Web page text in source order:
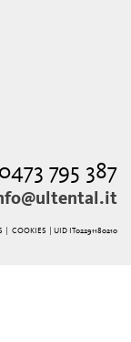
795 387
| COOKIES | UID IT02291180210